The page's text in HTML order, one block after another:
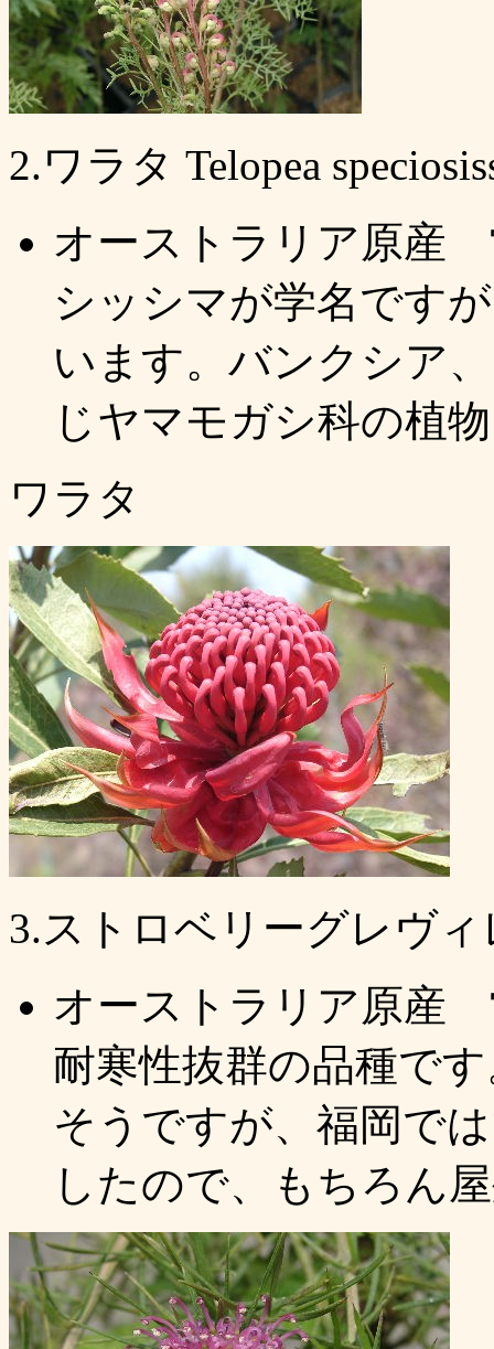
2.ワラタ Telopea
オーストラリア原産
シッシマが学名です
います。バンクシア
じヤマモガシ科の植
ワラタ
3.ストロベリーグレヴ
オーストラリア原
耐寒性抜群の品種で
そうですが、福岡で
したので、もちろん